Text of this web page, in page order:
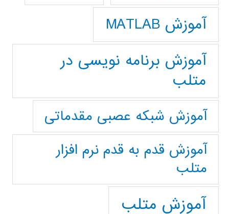
آموزش MATLAB
آموزش برنامه نویسی در
متلب
آموزش شبکه عصبی مقدماتی
آموزش قدم به قدم نرم افزار
متلب
آموزش متلب